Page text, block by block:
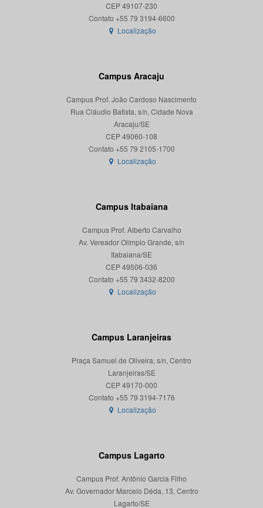
CEP 49107-230
Localização
Campus Aracaju
Campus Prof. João Cardoso Nascimento
Rua Cláudio Batista, s/n, Cidade Nova
Aracaju/SE
CEP 49060-108
Localização
Campus Itabaiana
Campus Prof. Alberto Carvalho
Av. Vereador Olímpio Grande, s/n
Itabaiana/SE
CEP 49506-036
Localização
Campus Laranjeiras
Praça Samuel de Oliveira, s/n, Centro
Laranjeiras/SE
CEP 49170-000
Localização
Campus Lagarto
Campus Prof. Antônio Garcia Filho
Av. Governador Marcelo Déda, 13, Centro
Lagarto/SE